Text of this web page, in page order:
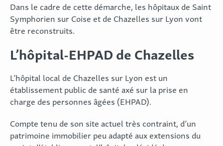
Dans le cadre de cette démarche, les hôpitaux de Saint
Symphorien sur Coise et de Chazelles sur Lyon vont
être reconstruits.
L’hôpital-EHPAD de Chazelles
L’hôpital local de Chazelles sur Lyon est un
établissement public de santé axé sur la prise en
charge des personnes âgées (EHPAD).
Compte tenu de son site actuel très contraint, d’un
patrimoine immobilier peu adapté aux extensions du